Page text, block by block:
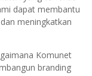
dapat membantu
meningkatkan
Komunet
branding